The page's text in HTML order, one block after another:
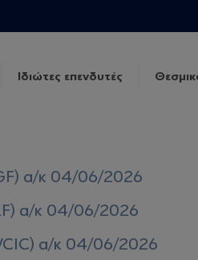
Ιδιώτες επενδυτές
α/κ 04/06/2026
α/κ 04/06/2026
α/κ 04/06/2026